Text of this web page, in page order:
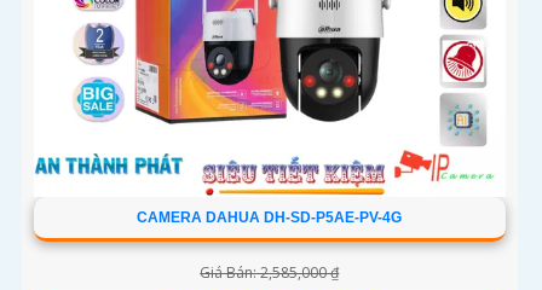
CAMERA DAHUA DH-SD-P5AE-PV-4G
Giá Bán: 2,585,000 ₫